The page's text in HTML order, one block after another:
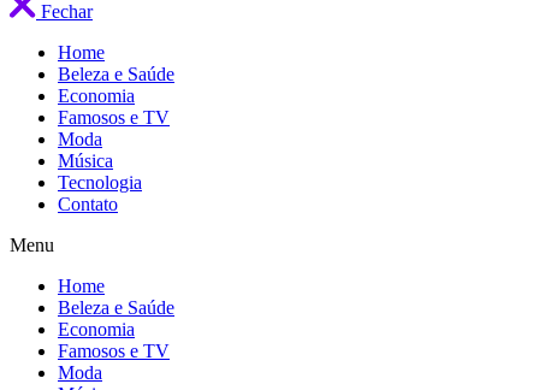
Fechar
Home
Beleza e Saúde
Economia
Famosos e TV
Moda
Música
Tecnologia
Contato
Menu
Home
Beleza e Saúde
Economia
Famosos e TV
Moda